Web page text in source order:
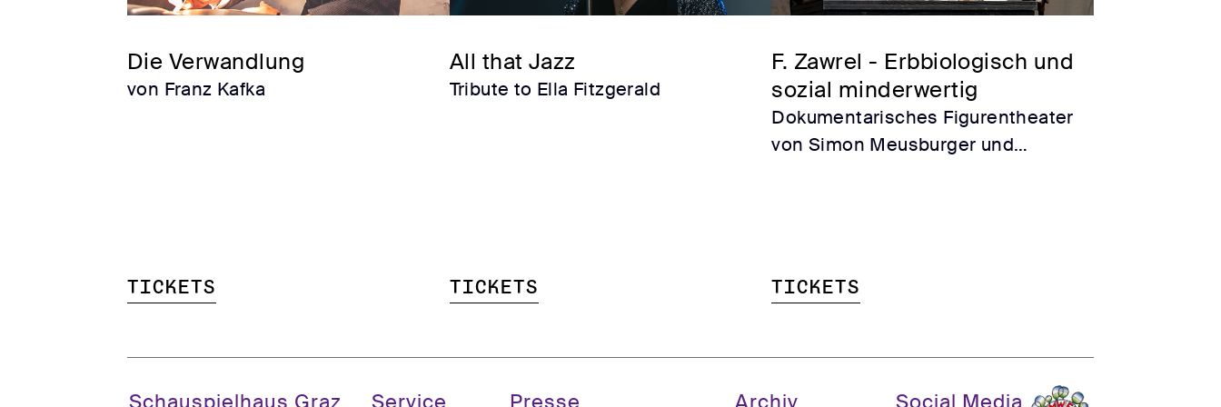
Die Verwandlung
von Franz Kafka
Tickets
All that Jazz
Tribute to Ella Fitzgerald
Tickets
F. Zawrel - Erbbiologisch und
sozial minderwertig
Dokumentarisches Figurentheater
von Simon Meusburger und
Tickets